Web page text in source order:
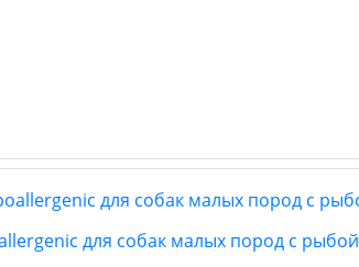
для собак малых пород с рыбой